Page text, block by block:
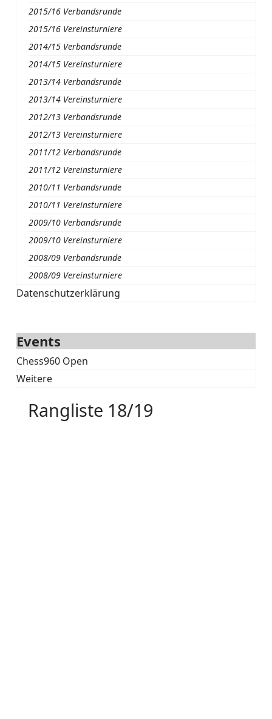
2015/16 Verbandsrunde
2015/16 Vereinsturniere
2014/15 Verbandsrunde
2014/15 Vereinsturniere
2013/14 Verbandsrunde
2013/14 Vereinsturniere
2012/13 Verbandsrunde
2012/13 Vereinsturniere
2011/12 Verbandsrunde
2011/12 Vereinsturniere
2010/11 Verbandsrunde
2010/11 Vereinsturniere
2009/10 Verbandsrunde
2009/10 Vereinsturniere
2008/09 Verbandsrunde
2008/09 Vereinsturniere
Datenschutzerklärung
Events
Chess960 Open
Weitere
Rangliste 18/19